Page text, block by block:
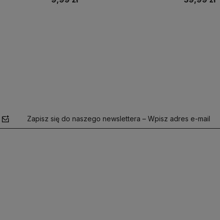
Zapisz się do naszego newslettera – Wpisz adres e-mail